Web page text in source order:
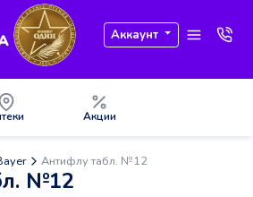
Аккаунт
Акции
Антифлу табл. №12
№12